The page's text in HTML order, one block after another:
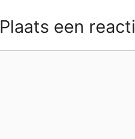
Plaats een